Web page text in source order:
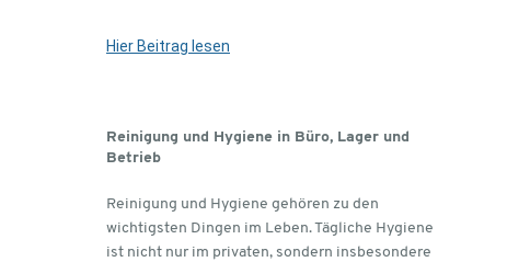
Hier Beitrag lesen
Reinigung und Hygiene in Büro, Lager und
Betrieb
Reinigung und Hygiene gehören zu den
wichtigsten Dingen im Leben. Tägliche Hygiene
ist nicht nur im privaten, sondern insbesondere